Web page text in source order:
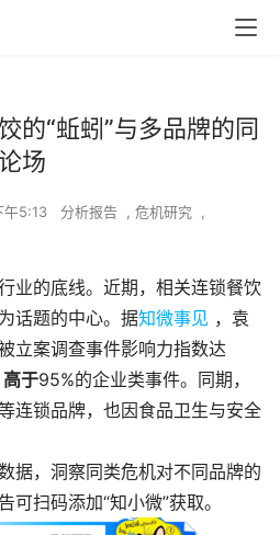
的“蚯蚓”与多品牌的同
场
午5:13 分析报告 , 危机研究 ,
业的底线。近期，相关连锁餐饮
话题的中心。据知微事见 ，袁
立案调查事件影响力指数达
高于95%的企业类事件。同期，
连锁品牌，也因食品卫生与安全
据，洞察同类危机对不同品牌的
扫码添加“知小微”获取。